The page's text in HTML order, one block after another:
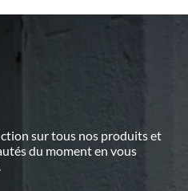
sur tous nos produits et
du moment en vous